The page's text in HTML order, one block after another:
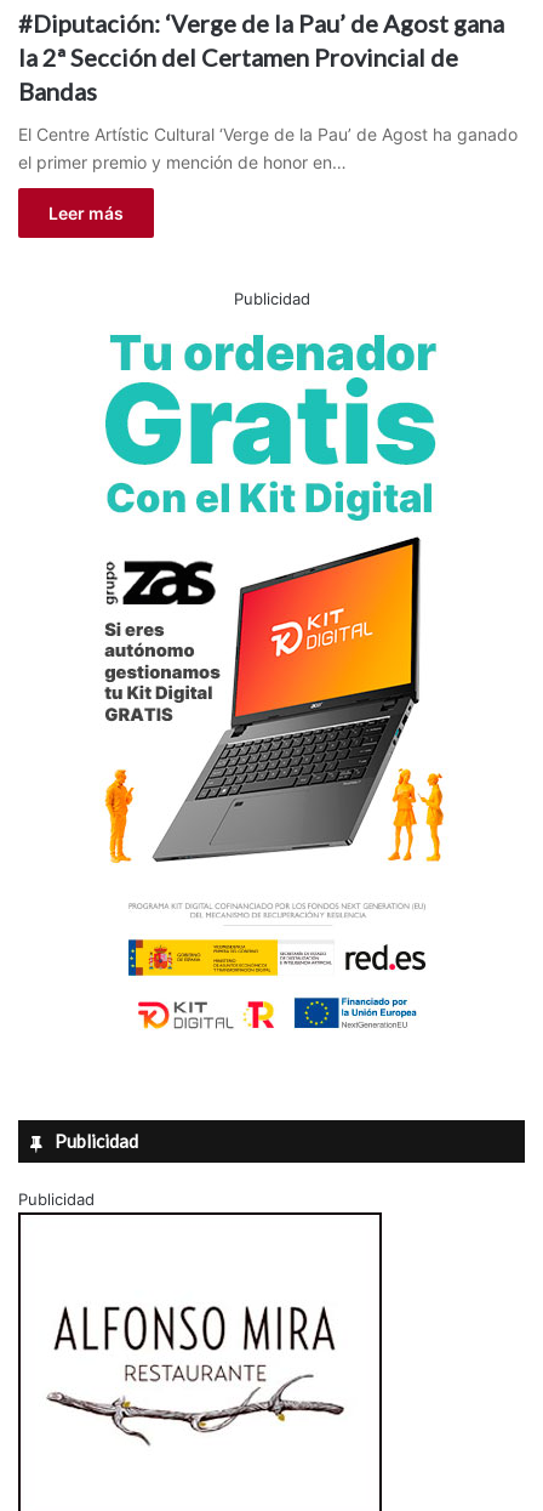
#Diputación: ‘Verge de la Pau’ de Agost gana
la 2ª Sección del Certamen Provincial de
Bandas
El Centre Artístic Cultural ‘Verge de la Pau’ de Agost ha ganado
el primer premio y mención de honor en…
Leer más
Publicidad
Publicidad
Publicidad